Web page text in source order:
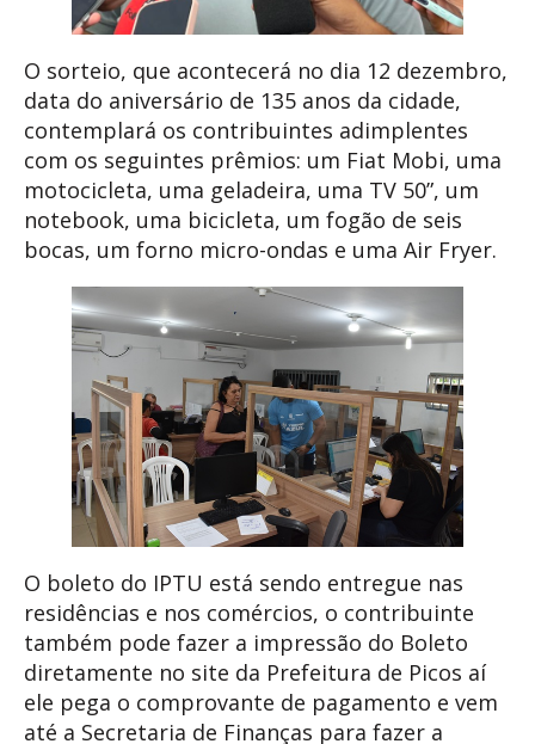
O sorteio, que acontecerá no dia 12 dezembro,
data do aniversário de 135 anos da cidade,
contemplará os contribuintes adimplentes
com os seguintes prêmios: um Fiat Mobi, uma
motocicleta, uma geladeira, uma TV 50”, um
notebook, uma bicicleta, um fogão de seis
bocas, um forno micro-ondas e uma Air Fryer.
O boleto do IPTU está sendo entregue nas
residências e nos comércios, o contribuinte
também pode fazer a impressão do Boleto
diretamente no site da Prefeitura de Picos aí
ele pega o comprovante de pagamento e vem
até a Secretaria de Finanças para fazer a